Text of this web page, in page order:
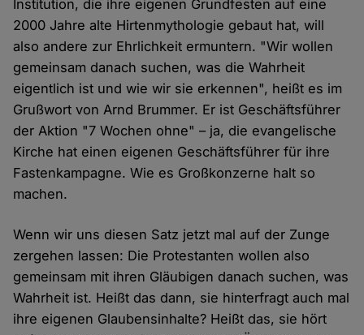
Institution, die ihre eigenen Grundfesten auf eine
2000 Jahre alte Hirtenmythologie gebaut hat, will
also andere zur Ehrlichkeit ermuntern. "Wir wollen
gemeinsam danach suchen, was die Wahrheit
eigentlich ist und wie wir sie erkennen", heißt es im
Grußwort von Arnd Brummer. Er ist Geschäftsführer
der Aktion "7 Wochen ohne" – ja, die evangelische
Kirche hat einen eigenen Geschäftsführer für ihre
Fastenkampagne. Wie es Großkonzerne halt so
machen.
Wenn wir uns diesen Satz jetzt mal auf der Zunge
zergehen lassen: Die Protestanten wollen also
gemeinsam mit ihren Gläubigen danach suchen, was
Wahrheit ist. Heißt das dann, sie hinterfragt auch mal
ihre eigenen Glaubensinhalte? Heißt das, sie hört